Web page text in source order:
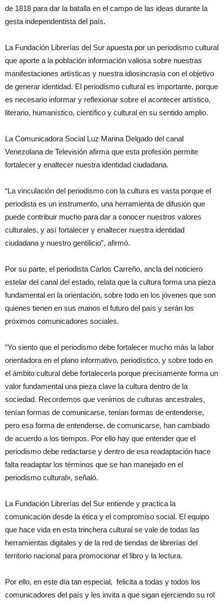
de 1818 para dar la batalla en el campo de las ideas durante la
gesta independentista del país.
La Fundación Librerías del Sur apuesta por un periodismo cultural
que aporte a la población información valiosa sobre nuestras
manifestaciones artísticas y nuestra idiosincrasia con el objetivo
de generar identidad. El periodismo cultural es importante, porque
es necesario informar y reflexionar sobre el acontecer artístico,
literario, humanístico, científico y cultural en su sentido amplio.
La Comunicadora Social Luz Marina Delgado del canal
Venezolana de Televisión afirma que esta profesión permite
fortalecer y enaltecer nuestra identidad ciudadana.
“La vinculación del periodismo con la cultura es vasta porque el
periodista es un instrumento, una herramienta de difusión que
puede contribuir mucho para dar a conocer nuestros valores
culturales, y así fortalecer y enaltecer nuestra identidad
ciudadana y nuestro gentilicio”, afirmó.
Por su parte, el periodista Carlos Carreño, ancla del noticiero
estelar del canal del estado, relata que la cultura forma una pieza
fundamental en la orientación, sobre todo en los jóvenes que son
quienes tienen en sus manos el futuro del país y serán los
próximos comunicadores sociales.
“Yo siento que el periodismo debe fortalecer mucho más la labor
orientadora en el plano informativo, periodístico, y sobre todo en
el ámbito cultural debe fortalecerla porque precisamente forma un
valor fundamental una pieza clave la cultura dentro de la
sociedad. Recordemos que venimos de culturas ancestrales,
tenían formas de comunicarse, tenían formas de entenderse,
pero esa forma de entenderse, de comunicarse, han cambiado
de acuerdo a los tiempos. Por ello hay que entender que el
periodismo debe redactarse y dentro de esa readaptación hace
falta readaptar los términos que se han manejado en el
periodismo cultural», señaló.
La Fundación Librerías del Sur entiende y practica la
comunicación desde la ética y el compromiso social. El equipo
que hace vida en esta trinchera cultural se vale de todas las
herramientas digitales y de la red de tiendas de librerías del
territorio nacional para promocionar el libro y la lectura.
Por ello, en este día tan especial, felicita a todas y todos los
comunicadores del país y les invita a que sigan ejerciendo su rol